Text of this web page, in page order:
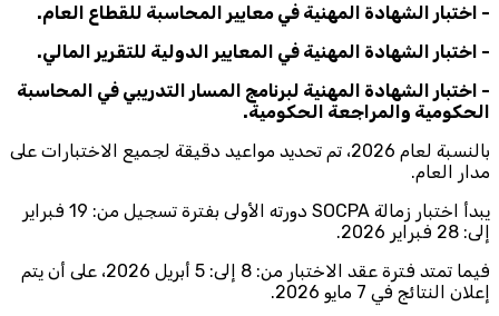
- اختبار الشهادة المهنية في معايير المحاسبة للقطاع العام.
- اختبار الشهادة المهنية في المعايير الدولية للتقرير المالي.
- اختبار الشهادة المهنية لبرنامج المسار التدريبي في المحاسبة
الحكومية والمراجعة الحكومية.
بالنسبة لعام 2026، تم تحديد مواعيد دقيقة لجميع الاختبارات على
مدار العام.
يبدأ اختبار زمالة SOCPA دورته الأولى بفترة تسجيل من: 19 فبراير
إلى: 28 فبراير 2026.
فيما تمتد فترة عقد الاختبار من: 8 إلى: 5 أبريل 2026، على أن يتم
إعلان النتائج في 7 مايو 2026.